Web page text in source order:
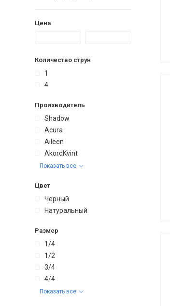
Цена
Количество струн
1
4
Производитель
Shadow
Acura
Aileen
AkordKvint
Показать все
Цвет
Черный
Натуральный
Размер
1/4
1/2
3/4
4/4
Показать все